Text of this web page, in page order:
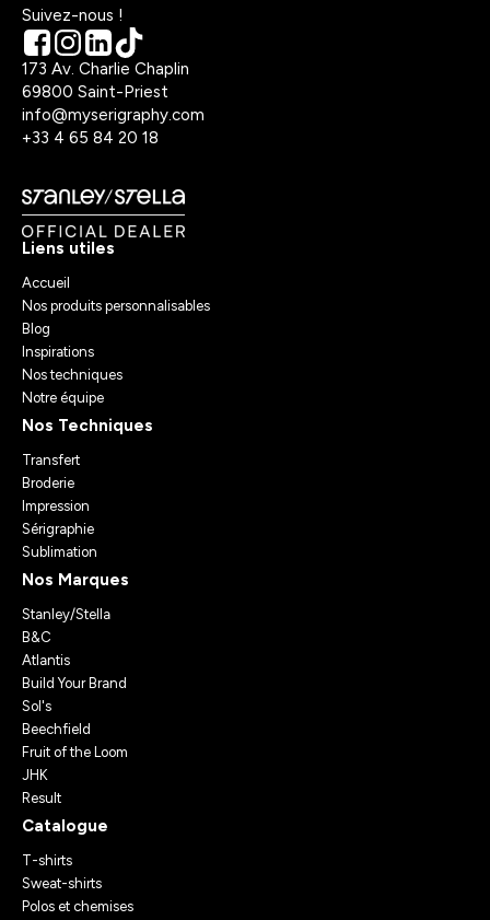
Suivez-nous !
173 Av. Charlie Chaplin
69800 Saint-Priest
info@myserigraphy.com
+33 4 65 84 20 18
Liens utiles
Accueil
Nos produits personnalisables
Blog
Inspirations
Nos techniques
Notre équipe
Nos Techniques
Transfert
Broderie
Impression
Sérigraphie
Sublimation
Nos Marques
Stanley/Stella
B&C
Atlantis
Build Your Brand
Sol's
Beechfield
Fruit of the Loom
JHK
Result
Catalogue
T-shirts
Sweat-shirts
Polos et chemises